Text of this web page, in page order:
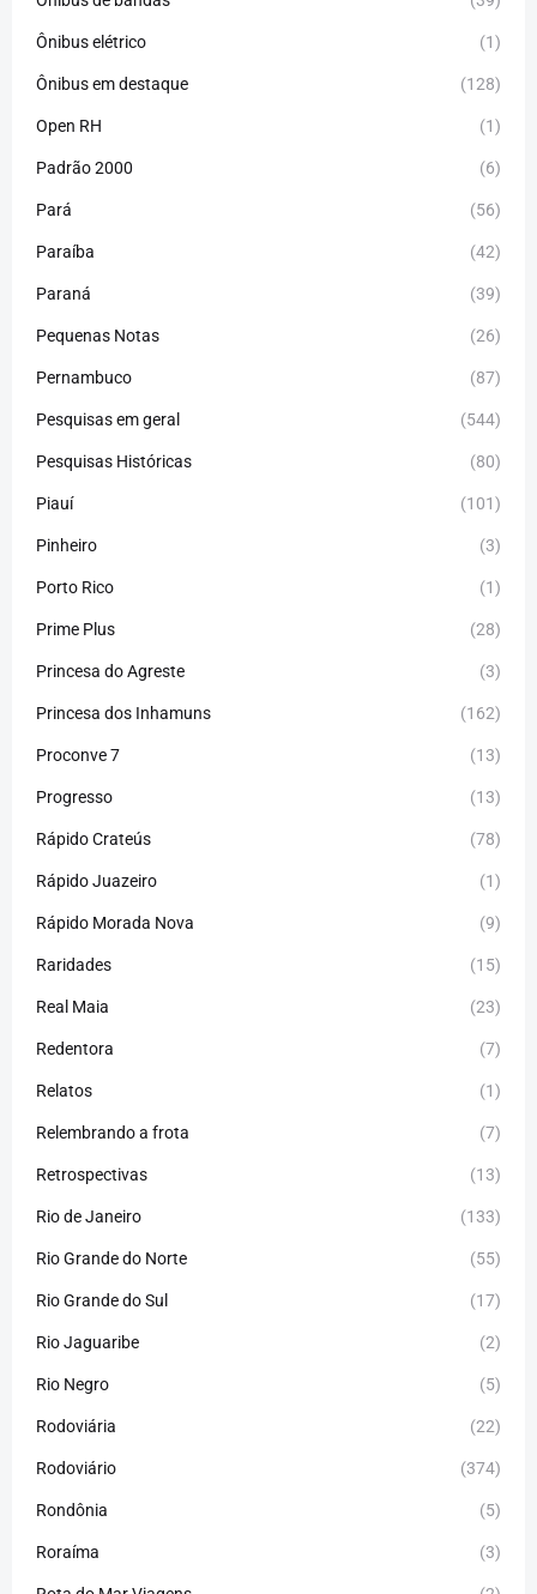
Ônibus elétrico (1)
Ônibus em destaque (128)
Open RH (1)
Padrão 2000 (6)
Pará (56)
Paraíba (42)
Paraná (39)
Pequenas Notas (26)
Pernambuco (87)
Pesquisas em geral (544)
Pesquisas Históricas (80)
Piauí (101)
Pinheiro (3)
Porto Rico (1)
Prime Plus (28)
Princesa do Agreste (3)
Princesa dos Inhamuns (162)
Proconve 7 (13)
Progresso (13)
Rápido Crateús (78)
Rápido Juazeiro (1)
Rápido Morada Nova (9)
Raridades (15)
Real Maia (23)
Redentora (7)
Relatos (1)
Relembrando a frota (7)
Retrospectivas (13)
Rio de Janeiro (133)
Rio Grande do Norte (55)
Rio Grande do Sul (17)
Rio Jaguaribe (2)
Rio Negro (5)
Rodoviária (22)
Rodoviário (374)
Rondônia (5)
Roraíma (3)